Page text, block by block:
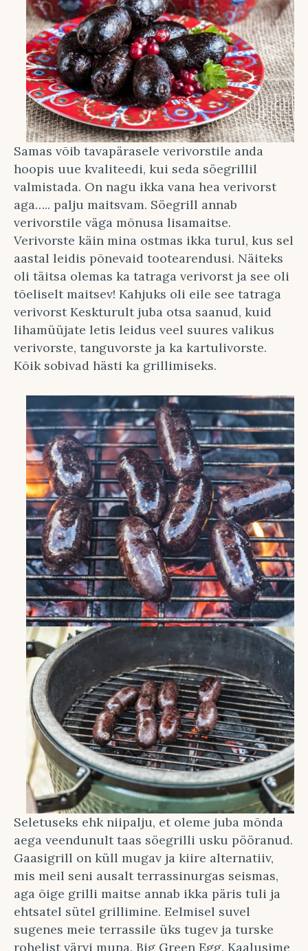
Samas võib tavapärasele verivorstile anda
hoopis uue kvaliteedi, kui seda söegrillil
valmistada. On nagu ikka vana hea verivorst
aga….. palju maitsvam. Söegrill annab
verivorstile väga mõnusa lisamaitse.
Verivorste käin mina ostmas ikka turul, kus sel
aastal leidis põnevaid tootearendusi. Näiteks
oli täitsa olemas ka tatraga verivorst ja see oli
tõeliselt maitsev! Kahjuks oli eile see tatraga
verivorst Keskturult juba otsa saanud, kuid
lihamüüjate letis leidus veel suures valikus
verivorste, tanguvorste ja ka kartulivorste.
Kõik sobivad hästi ka grillimiseks.
Seletuseks ehk niipalju, et oleme juba mõnda
aega veendunult taas söegrilli usku pööranud.
Gaasigrill on küll mugav ja kiire alternatiiv,
mis meil seni ausalt terrassinurgas seismas,
aga õige grilli maitse annab ikka päris tuli ja
ehtsatel sütel grillimine. Eelmisel suvel
sugenes meie terrassile üks tugev ja turske
rohelist värvi muna. Big Green Egg. Kaalusime